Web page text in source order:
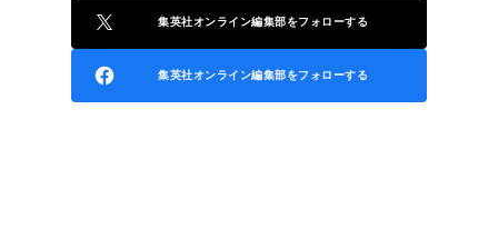
集英社オンライン編集部をフォローする
集英社オンライン編集部をフォローする